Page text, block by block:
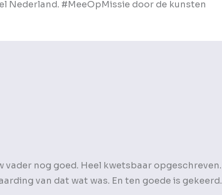
Nederland. #MeeOpMissie door de kunsten
nog goed. Heel kwetsbaar opgeschreven.
van dat wat was. En ten goede is gekeerd.